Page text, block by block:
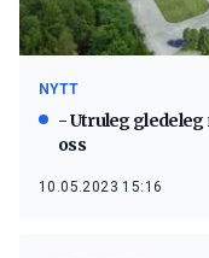
NYTT
- Utruleg gledeleg
oss
10.05.2023 15:16